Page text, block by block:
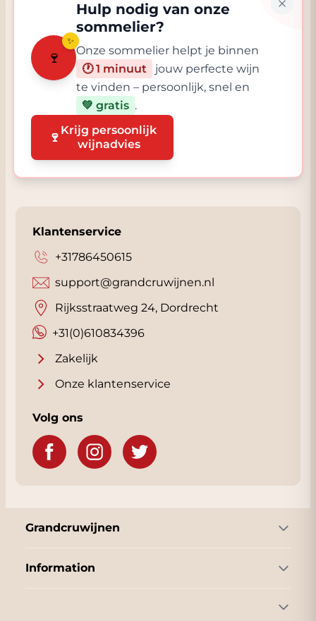
🍷
✨
Hulp nodig van onze
sommelier?
Onze sommelier helpt je binnen
🕐 1 minuut
jouw perfecte wijn
te vinden – persoonlijk, snel en
💚 gratis .
🍷 Krijg persoonlijk
wijnadvies
Klantenservice
+31786450615
+31(0)610834396
support@grandcruwijnen.nl
Rijksstraatweg 24, Dordrecht
Zakelijk
Onze klantenservice
Volg ons
Grandcruwijnen
Information